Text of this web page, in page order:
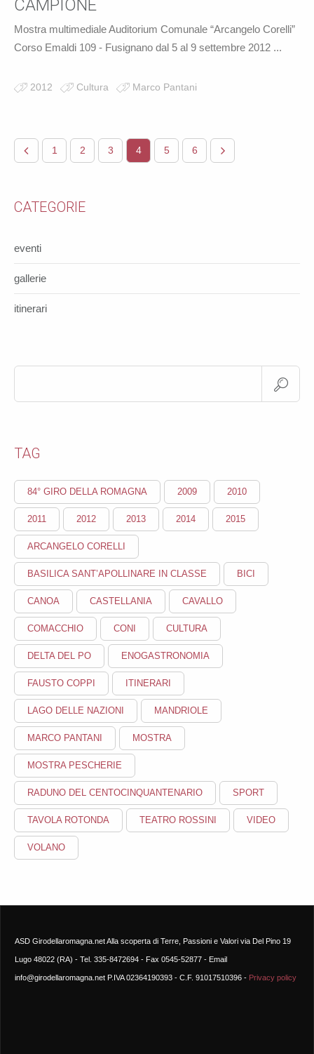
CAMPIONE
Mostra multimediale Auditorium Comunale “Arcangelo Corelli”
Corso Emaldi 109 - Fusignano dal 5 al 9 settembre 2012 ...
2012 Cultura Marco Pantani
1 2 3 4 5 6
CATEGORIE
eventi
gallerie
itinerari
TAG
84° GIRO DELLA ROMAGNA 2009 2010
2011 2012 2013 2014 2015
ARCANGELO CORELLI
BASILICA SANT’APOLLINARE IN CLASSE BICI
CANOA CASTELLANIA CAVALLO
COMACCHIO CONI CULTURA
DELTA DEL PO ENOGASTRONOMIA
FAUSTO COPPI ITINERARI
LAGO DELLE NAZIONI MANDRIOLE
MARCO PANTANI MOSTRA
MOSTRA PESCHERIE
RADUNO DEL CENTOCINQUANTENARIO SPORT
TAVOLA ROTONDA TEATRO ROSSINI VIDEO
VOLANO
ASD Girodellaromagna.net Alla scoperta di Terre, Passioni e Valori via Del Pino 19
Lugo 48022 (RA) - Tel. 335-8472694 - Fax 0545-52877 - Email
info@girodellaromagna.net P.IVA 02364190393 - C.F. 91017510396 - Privacy policy